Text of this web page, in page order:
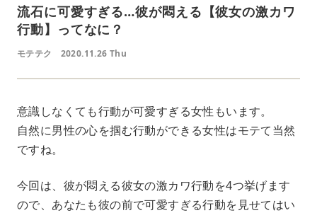
流石に可愛すぎる…彼が悶える【彼女の激カワ
行動】ってなに？
モテテク 2020.11.26 Thu
意識しなくても行動が可愛すぎる女性もいます。
自然に男性の心を掴む行動ができる女性はモテて当然
ですね。
今回は、彼が悶える彼女の激カワ行動を4つ挙げます
ので、あなたも彼の前で可愛すぎる行動を見せてはい